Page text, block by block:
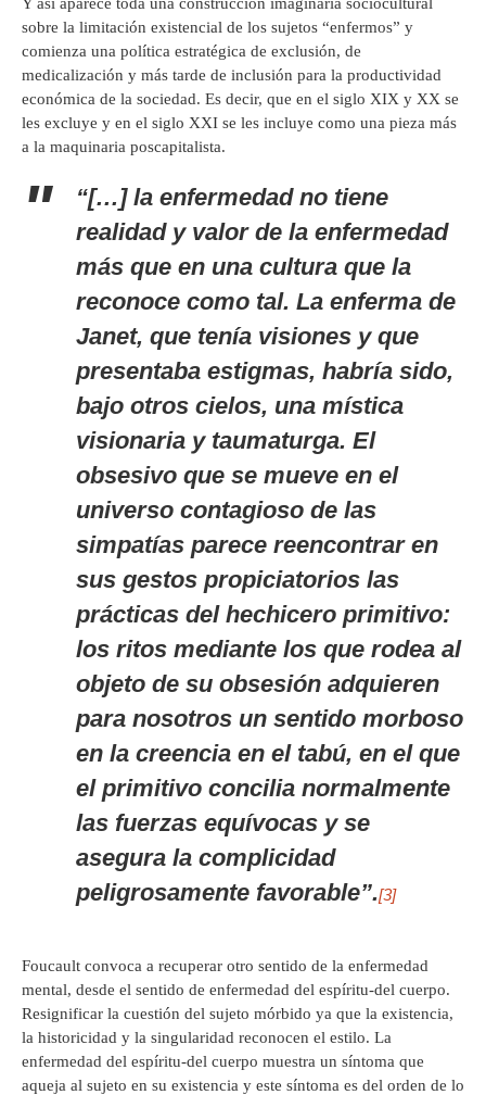
sobre la limitación existencial de los sujetos “enfermos” y
comienza una política estratégica de exclusión, de
medicalización y más tarde de inclusión para la productividad
económica de la sociedad. Es decir, que en el siglo XIX y XX se
les excluye y en el siglo XXI se les incluye como una pieza más
a la maquinaria poscapitalista.
“[…] la enfermedad no tiene
realidad y valor de la enfermedad
más que en una cultura que la
reconoce como tal. La enferma de
Janet, que tenía visiones y que
presentaba estigmas, habría sido,
bajo otros cielos, una mística
visionaria y taumaturga. El
obsesivo que se mueve en el
universo contagioso de las
simpatías parece reencontrar en
sus gestos propiciatorios las
prácticas del hechicero primitivo:
los ritos mediante los que rodea al
objeto de su obsesión adquieren
para nosotros un sentido morboso
en la creencia en el tabú, en el que
el primitivo concilia normalmente
las fuerzas equívocas y se
asegura la complicidad
peligrosamente favorable”.[3]
Foucault convoca a recuperar otro sentido de la enfermedad
mental, desde el sentido de enfermedad del espíritu-del cuerpo.
Resignificar la cuestión del sujeto mórbido ya que la existencia,
la historicidad y la singularidad reconocen el estilo. La
enfermedad del espíritu-del cuerpo muestra un síntoma que
aqueja al sujeto en su existencia y este síntoma es del orden de lo